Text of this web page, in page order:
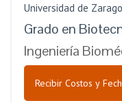
Universidad de
Grado en
Ingeniería
Recibir Costos y